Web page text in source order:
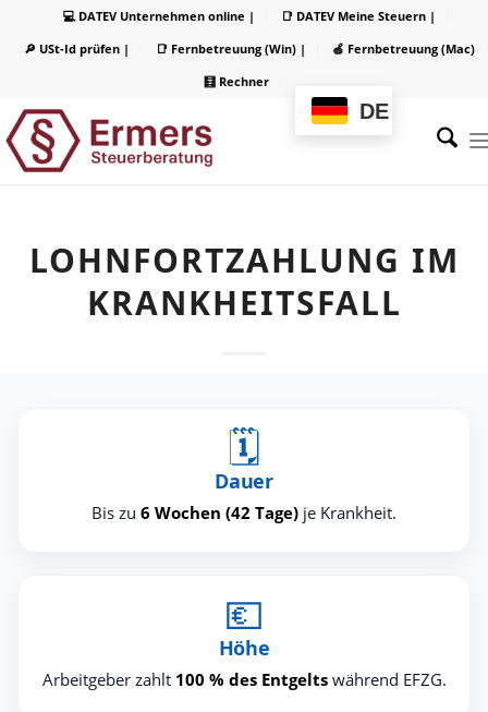
💻 DATEV Unternehmen online |
📑 DATEV Meine Steuern |
🔎 USt-Id prüfen |
📑 Fernbetreuung (Win) |
🍏 Fernbetreuung (Mac)
🧮 Rechner
DE
LOHNFORTZAHLUNG IM
KRANKHEITSFALL
🗓️
Dauer
Bis zu 6 Wochen (42 Tage) je Krankheit.
💶
Höhe
Arbeitgeber zahlt 100 % des Entgeltswährend EFZG.